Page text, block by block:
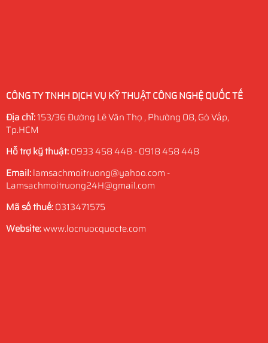
CÔNG TY TNHH DỊCH VỤ KỸ THUẬT CÔNG NGHỆ QUỐC TẾ
Địa chỉ:153/36 Đường Lê Văn Thọ , Phường 08, Gò Vấp,
Tp.HCM
Hỗ trợ kỹ thuật:0933 458 448 - 0918 458 448
Email:lamsachmoitruong@yahoo.com -
Lamsachmoitruong24H@gmail.com
Mã số thuế:0313471575
Website:www.locnuocquocte.com